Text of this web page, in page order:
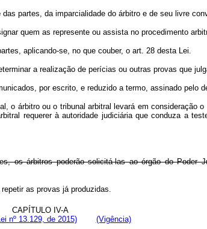
partes, da imparcialidade do árbitro e de seu livre
quem as represente ou assista no procedimento
aplicando-se, no que couber, o art. 28 desta Lei.
a realização de perícias ou outras provas que
por escrito, e reduzido a termo, assinado pelo
o árbitro ou o tribunal arbitral levará em consideração
requerer à autoridade judiciária que conduza a
os árbitros poderão solicitá-las ao órgão do Poder
as provas já produzidas.
CAPÍTULO IV-A
nº 13.129, de 2015)
(Vigência)